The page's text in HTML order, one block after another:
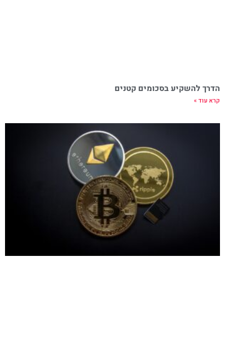
הדרך להשקיע בסכומים קטנים
קרא עוד »